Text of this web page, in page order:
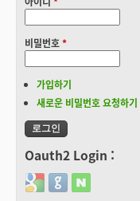
비밀번호*
가입하기
새로운 비밀번호 요청하기
Oauth2 Login :
Login with Google
Login with GitHub
Login with